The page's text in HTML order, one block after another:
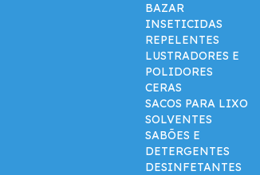
BAZAR
INSETICIDAS
REPELENTES
LUSTRADORES E
POLIDORES
CERAS
SACOS PARA LIXO
SOLVENTES
SABÕES E
DETERGENTES
DESINFETANTES